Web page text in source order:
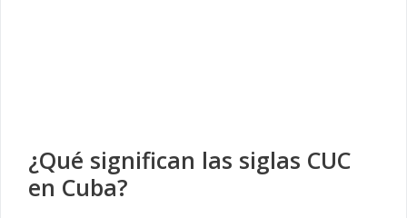
¿Qué significan las siglas CUC
en Cuba?